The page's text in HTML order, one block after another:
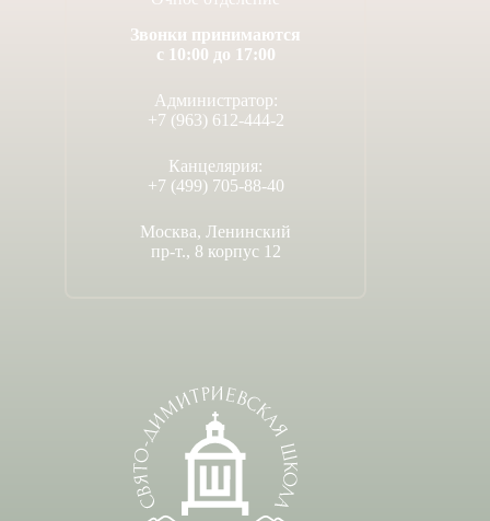
Звонки принимаются
с 10:00 до 17:00
Администратор:
+7 (963) 612-444-2
Канцелярия:
+7 (499) 705-88-40
Москва, Ленинский
пр-т., 8 корпус 12